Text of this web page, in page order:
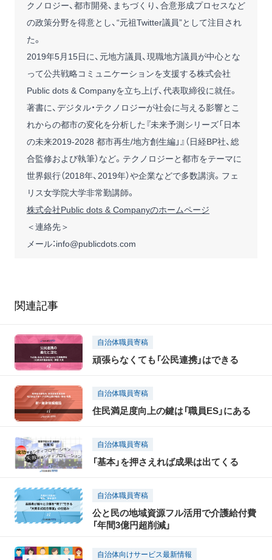
クノロジー、都市開発、まちづくり、合意形成プロセスなど
の政策分野を得意とし、“元祖Twitter議員”として注目され
た。
2019年5月15日に、元地方議員、現職地方議員が中心とな
って公共戦略コミュニケーションを支援する株式会社
Public dots & Companyを立ち上げ、代表取締役に就任。
著書に、デジタル・テクノロジーが社会に与える影響とこ
れからの都市の変化を分析した『未来予測シリーズ「日本
の未来2019-2028 都市再生/地方創生編」』（日経BP社、総
合監修および執筆）など。テクノロジーと都市をテーマに
世界銀行（2018年、2019年）や企業などで多数講演。フェ
リス女学院大学非常勤講師。
株式会社Public dots & Companyのホームページ
＜連絡先＞
メール：info@publicdots.com
関連記事
自治体職員寄稿
頑張らなくても「公民連携」はできる
自治体職員寄稿
住民満足度向上の鍵は「職員ES」にある
自治体職員寄稿
「基本」を押さえれば成果は出てくる
自治体職員寄稿
公と民の地域資源フル活用で介護給付費
「年間3億円超削減」
自治体向けサービス最新情報